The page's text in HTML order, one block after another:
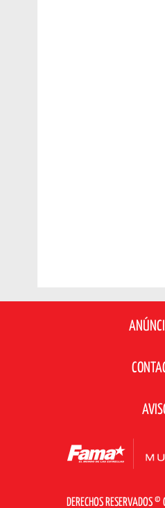
DERECHOS RESERVADOS